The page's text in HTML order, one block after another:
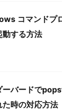
コマンドプ
動する方法
ーバードで
た時の対応方法